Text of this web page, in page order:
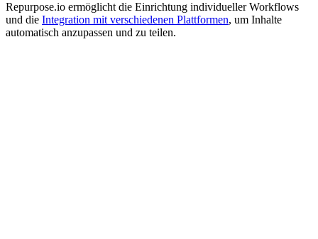
Repurpose.io ermöglicht die Einrichtung individueller Workflows
und die Integration mit verschiedenen Plattformen, um Inhalte
automatisch anzupassen und zu teilen.